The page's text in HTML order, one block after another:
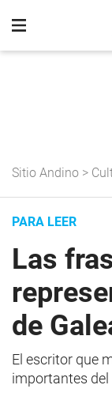
Sitio Andino >
PARA LEER
Las
de
El escritor que
importantes del